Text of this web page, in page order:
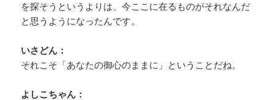
を探そうというよりは、今ここに在るものがそれなんだ
と思うようになったんです。
いさどん：
それこそ「あなたの御心のままに」ということだね。
よしこちゃん：